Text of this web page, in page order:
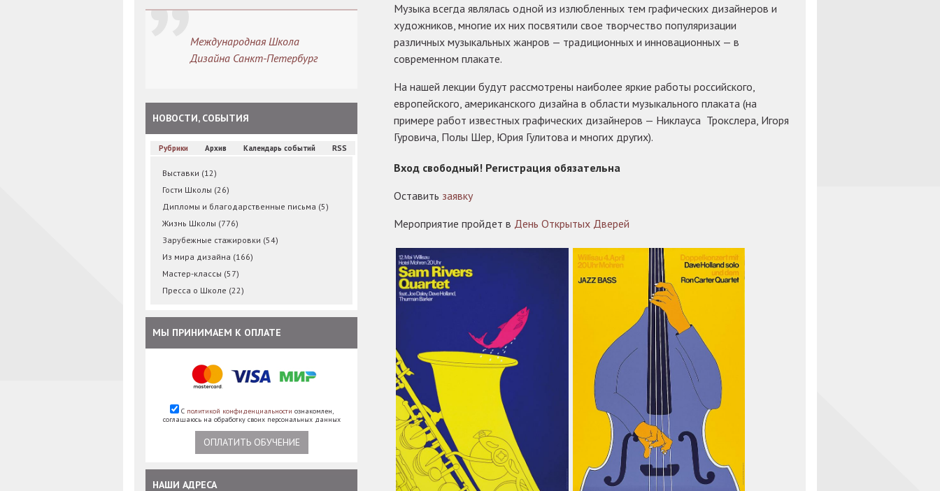
Международная Школа
Дизайна Санкт-Петербург
НОВОСТИ, СОБЫТИЯ
Рубрики Архив Календарь событий RSS
Выставки (12)
Гости Школы (26)
Дипломы и благодарственные письма (5)
Жизнь Школы (776)
Зарубежные стажировки (54)
Из мира дизайна (166)
Мастер-классы (57)
Пресса о Школе (22)
МЫ ПРИНИМАЕМ К ОПЛАТЕ
С политикой конфиденциальности ознакомлен,
соглашаюсь на обработку своих персональных данных
ОПЛАТИТЬ ОБУЧЕНИЕ
НАШИ АДРЕСА
Музыка всегда являлась одной из излюбленных тем графических дизайнеров и
художников, многие их них посвятили свое творчество популяризации
различных музыкальных жанров — традиционных и инновационных — в
современном плакате.
На нашей лекции будут рассмотрены наиболее яркие работы российского,
европейского, американского дизайна в области музыкального плаката (на
примере работ известных графических дизайнеров — Никлауса Трокслера, Игоря
Гуровича, Полы Шер, Юрия Гулитова и многих других).
Вход свободный! Регистрация обязательна
Оставить заявку
Мероприятие пройдет в День Открытых Дверей